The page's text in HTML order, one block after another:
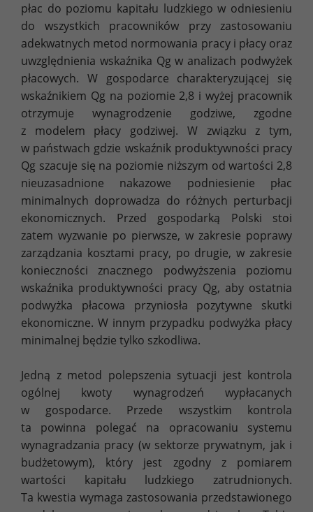
płac do poziomu kapitału ludzkiego w odniesieniu
do wszystkich pracowników przy zastosowaniu
adekwatnych metod normowania pracy i płacy oraz
uwzględnienia wskaźnika Qg w analizach podwyżek
płacowych. W gospodarce charakteryzującej się
wskaźnikiem Qg na poziomie 2,8 i wyżej pracownik
otrzymuje wynagrodzenie godziwe, zgodne
z modelem płacy godziwej. W związku z tym,
w państwach gdzie wskaźnik produktywności pracy
Qg szacuje się na poziomie niższym od wartości 2,8
nieuzasadnione nakazowe podniesienie płac
minimalnych doprowadza do różnych perturbacji
ekonomicznych. Przed gospodarką Polski stoi
zatem wyzwanie po pierwsze, w zakresie poprawy
zarządzania kosztami pracy, po drugie, w zakresie
konieczności znacznego podwyższenia poziomu
wskaźnika produktywności pracy Qg, aby ostatnia
podwyżka płacowa przyniosła pozytywne skutki
ekonomiczne. W innym przypadku podwyżka płacy
minimalnej będzie tylko szkodliwa.
Jedną z metod polepszenia sytuacji jest kontrola
ogólnej kwoty wynagrodzeń wypłacanych
w gospodarce. Przede wszystkim kontrola
ta powinna polegać na opracowaniu systemu
wynagradzania pracy (w sektorze prywatnym, jak i
budżetowym), który jest zgodny z pomiarem
wartości kapitału ludzkiego zatrudnionych.
Ta kwestia wymaga zastosowania przedstawionego